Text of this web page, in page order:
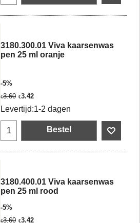
3180.300.01 Viva kaarsenwas
pen 25 ml oranje
-5%
€3.60 €3.42
Levertijd:1-2 dagen
Bestel
3180.400.01 Viva kaarsenwas
pen 25 ml rood
-5%
€3.60 €3.42